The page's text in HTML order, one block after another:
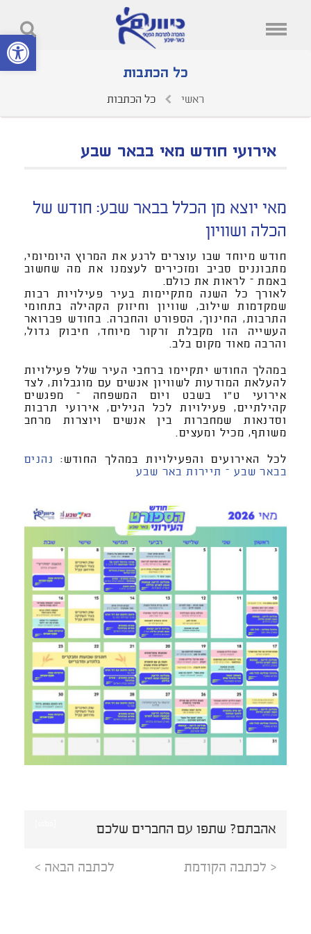
פתח סרגל
כל הכתבות
ראשי כל הכתבות
אירועי חודש מאי בבאר שבע
מאי יוצא מן הכלל בבאר שבע: חודש של
הכלה ושוויון
חודש מיוחד שבו עוצרים לרגע את המרוץ היומיומי,
מתבוננים סביב ומזכירים לעצמנו את מה שחשוב
באמת – לראות את כולם.
לאורך כל השנה מתקיימות בעיר פעילויות רבות
שמקדמות שילוב, שוויון וחיזוק הקהילה בתחומי
התרבות, החינוך, הספורט והחברה. בחודש פברואר
העשייה הזו מקבלת זרקור מיוחד, חיבוק גדול,
והרבה מאוד מקום בלב.
במהלך החודש יתקיימו ברחבי העיר שלל פעילויות
להעלאת המודעות לשוויון אנשים עם מוגבלות, לצד
אירועי ט״ו בשבט ויום המשפחה – מפגשים
קהילתיים, פעילויות לכל הגילים, אירועי תרבות
וסדנאות שמחברות בין אנשים ויוצרות מרחב
משותף, מכיל ומעצים.
לכל האירועים והפעילויות במהלך החודש: נהנים
בבאר שבע – תיירות באר שבע
אהבתם? שתפו עם החברים שלכם
< לכתבה הקודמת לכתבה הבאה >